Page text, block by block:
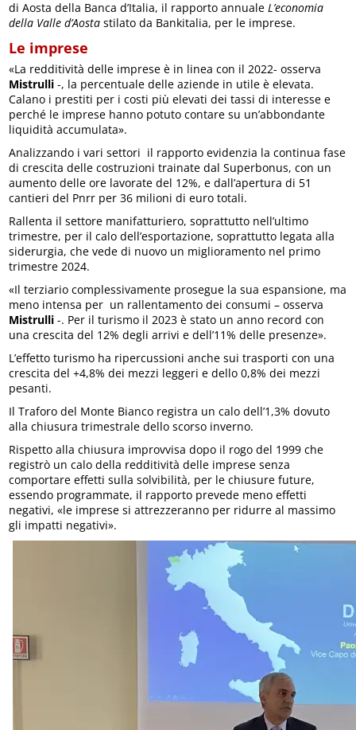
di Aosta della Banca d’Italia, il rapporto annuale L’economia
della Valle d’Aosta stilato da Bankitalia, per le imprese.
Le imprese
«La redditività delle imprese è in linea con il 2022- osserva
Mistrulli -, la percentuale delle aziende in utile è elevata.
Calano i prestiti per i costi più elevati dei tassi di interesse e
perché le imprese hanno potuto contare su un’abbondante
liquidità accumulata».
Analizzando i vari settori il rapporto evidenzia la continua fase
di crescita delle costruzioni trainate dal Superbonus, con un
aumento delle ore lavorate del 12%, e dall’apertura di 51
cantieri del Pnrr per 36 milioni di euro totali.
Rallenta il settore manifatturiero, soprattutto nell’ultimo
trimestre, per il calo dell’esportazione, soprattutto legata alla
siderurgia, che vede di nuovo un miglioramento nel primo
trimestre 2024.
«Il terziario complessivamente prosegue la sua espansione, ma
meno intensa per un rallentamento dei consumi – osserva
Mistrulli -. Per il turismo il 2023 è stato un anno record con
una crescita del 12% degli arrivi e dell’11% delle presenze».
L’effetto turismo ha ripercussioni anche sui trasporti con una
crescita del +4,8% dei mezzi leggeri e dello 0,8% dei mezzi
pesanti.
Il Traforo del Monte Bianco registra un calo dell’1,3% dovuto
alla chiusura trimestrale dello scorso inverno.
Rispetto alla chiusura improvvisa dopo il rogo del 1999 che
registrò un calo della redditività delle imprese senza
comportare effetti sulla solvibilità, per le chiusure future,
essendo programmate, il rapporto prevede meno effetti
negativi, «le imprese si attrezzeranno per ridurre al massimo
gli impatti negativi».